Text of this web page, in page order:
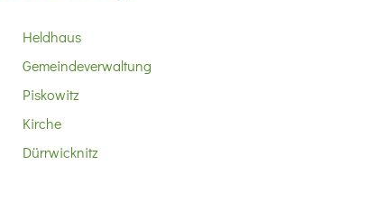
Heldhaus
Gemeindeverwaltung
Piskowitz
Kirche
Dürrwicknitz